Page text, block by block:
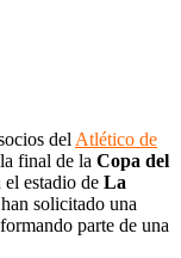
del Atlético de
final de la Copa del
el estadio de La
solicitado una
parte de una